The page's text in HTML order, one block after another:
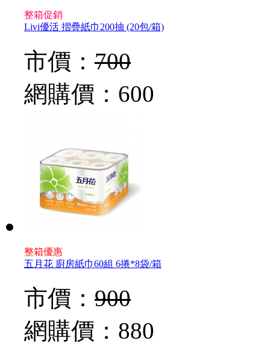
整箱促銷
Livi優活 摺疊紙巾200抽 (20包/箱)
市價： 700
網購價： 600
整箱優惠
五月花 廚房紙巾60組 6捲*8袋/箱
市價： 900
網購價： 880